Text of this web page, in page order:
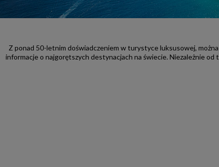
Z ponad 50-letnim doświadczeniem w turystyce luksusowej,
informacje o najgorętszych destynacjach na świecie. Niezależnie od